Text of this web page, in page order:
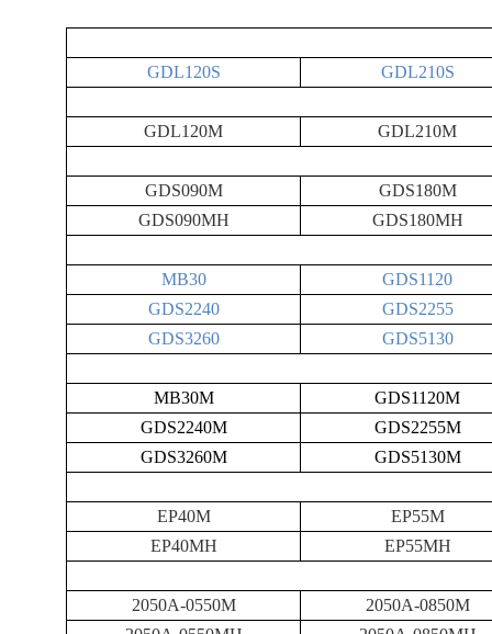
GDL120S GDL210S
GDL120M GDL210M
GDS090M
GDS180M
GDS090MH
GDS180MH
MB30
GDS1120
GDS2240
GDS2255
GDS3260
GDS5130
MB30M
GDS1120M
GDS2240M
GDS2255M
GDS3260M
GDS5130M
EP40M
EP55M
EP40MH
EP55MH
2050A-0550M 2050A-0850M